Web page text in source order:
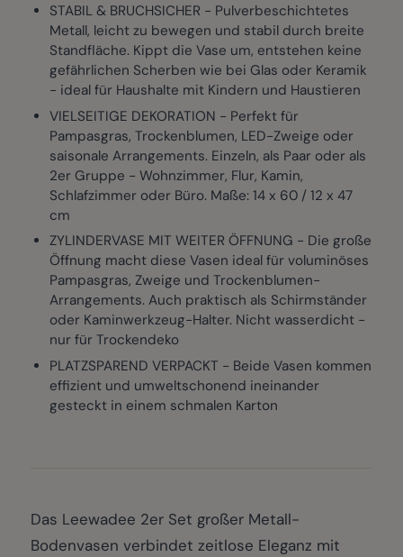
STABIL & BRUCHSICHER - Pulverbeschichtetes
Metall, leicht zu bewegen und stabil durch breite
Standfläche. Kippt die Vase um, entstehen keine
gefährlichen Scherben wie bei Glas oder Keramik
- ideal für Haushalte mit Kindern und Haustieren
VIELSEITIGE DEKORATION - Perfekt für
Pampasgras, Trockenblumen, LED-Zweige oder
saisonale Arrangements. Einzeln, als Paar oder als
2er Gruppe - Wohnzimmer, Flur, Kamin,
Schlafzimmer oder Büro. Maße: 14 x 60 / 12 x 47
cm
ZYLINDERVASE MIT WEITER ÖFFNUNG - Die große
Öffnung macht diese Vasen ideal für voluminöses
Pampasgras, Zweige und Trockenblumen-
Arrangements. Auch praktisch als Schirmständer
oder Kaminwerkzeug-Halter. Nicht wasserdicht -
nur für Trockendeko
PLATZSPAREND VERPACKT - Beide Vasen kommen
effizient und umweltschonend ineinander
gesteckt in einem schmalen Karton
Das Leewadee 2er Set großer Metall-
Bodenvasen verbindet zeitlose Eleganz mit